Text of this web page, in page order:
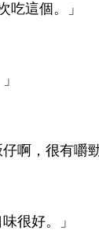
吃這個。」
啊，很有嚼勁
很好。」